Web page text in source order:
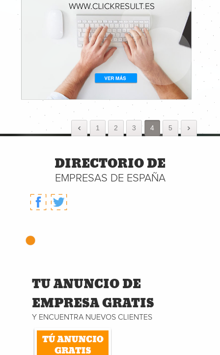
1 2 3 4 5
DIRECTORIO DE
EMPRESAS DE ESPAÑA
TU ANUNCIO DE
EMPRESA GRATIS
Y ENCUENTRA NUEVOS CLIENTES